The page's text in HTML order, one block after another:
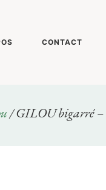
CONTACT
/ GILOU bigarré –